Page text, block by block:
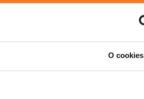
O cookies